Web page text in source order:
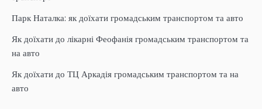
Парк Наталка: як доїхати громадським транспортом та авто
Як доїхати до лікарні Феофанія громадським транспортом та
на авто
Як доїхати до ТЦ Аркадія громадським транспортом та на
авто